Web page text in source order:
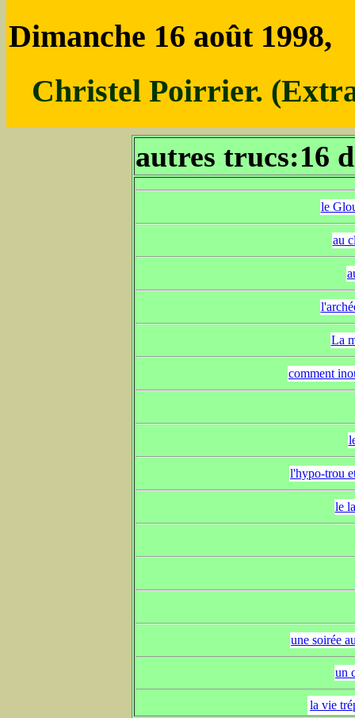
Dimanche 16 août 1998,
Christel Poirrier.
autres trucs:16
le
au
La
comment
l'hypo-trou
le
une soirée
un
la vie